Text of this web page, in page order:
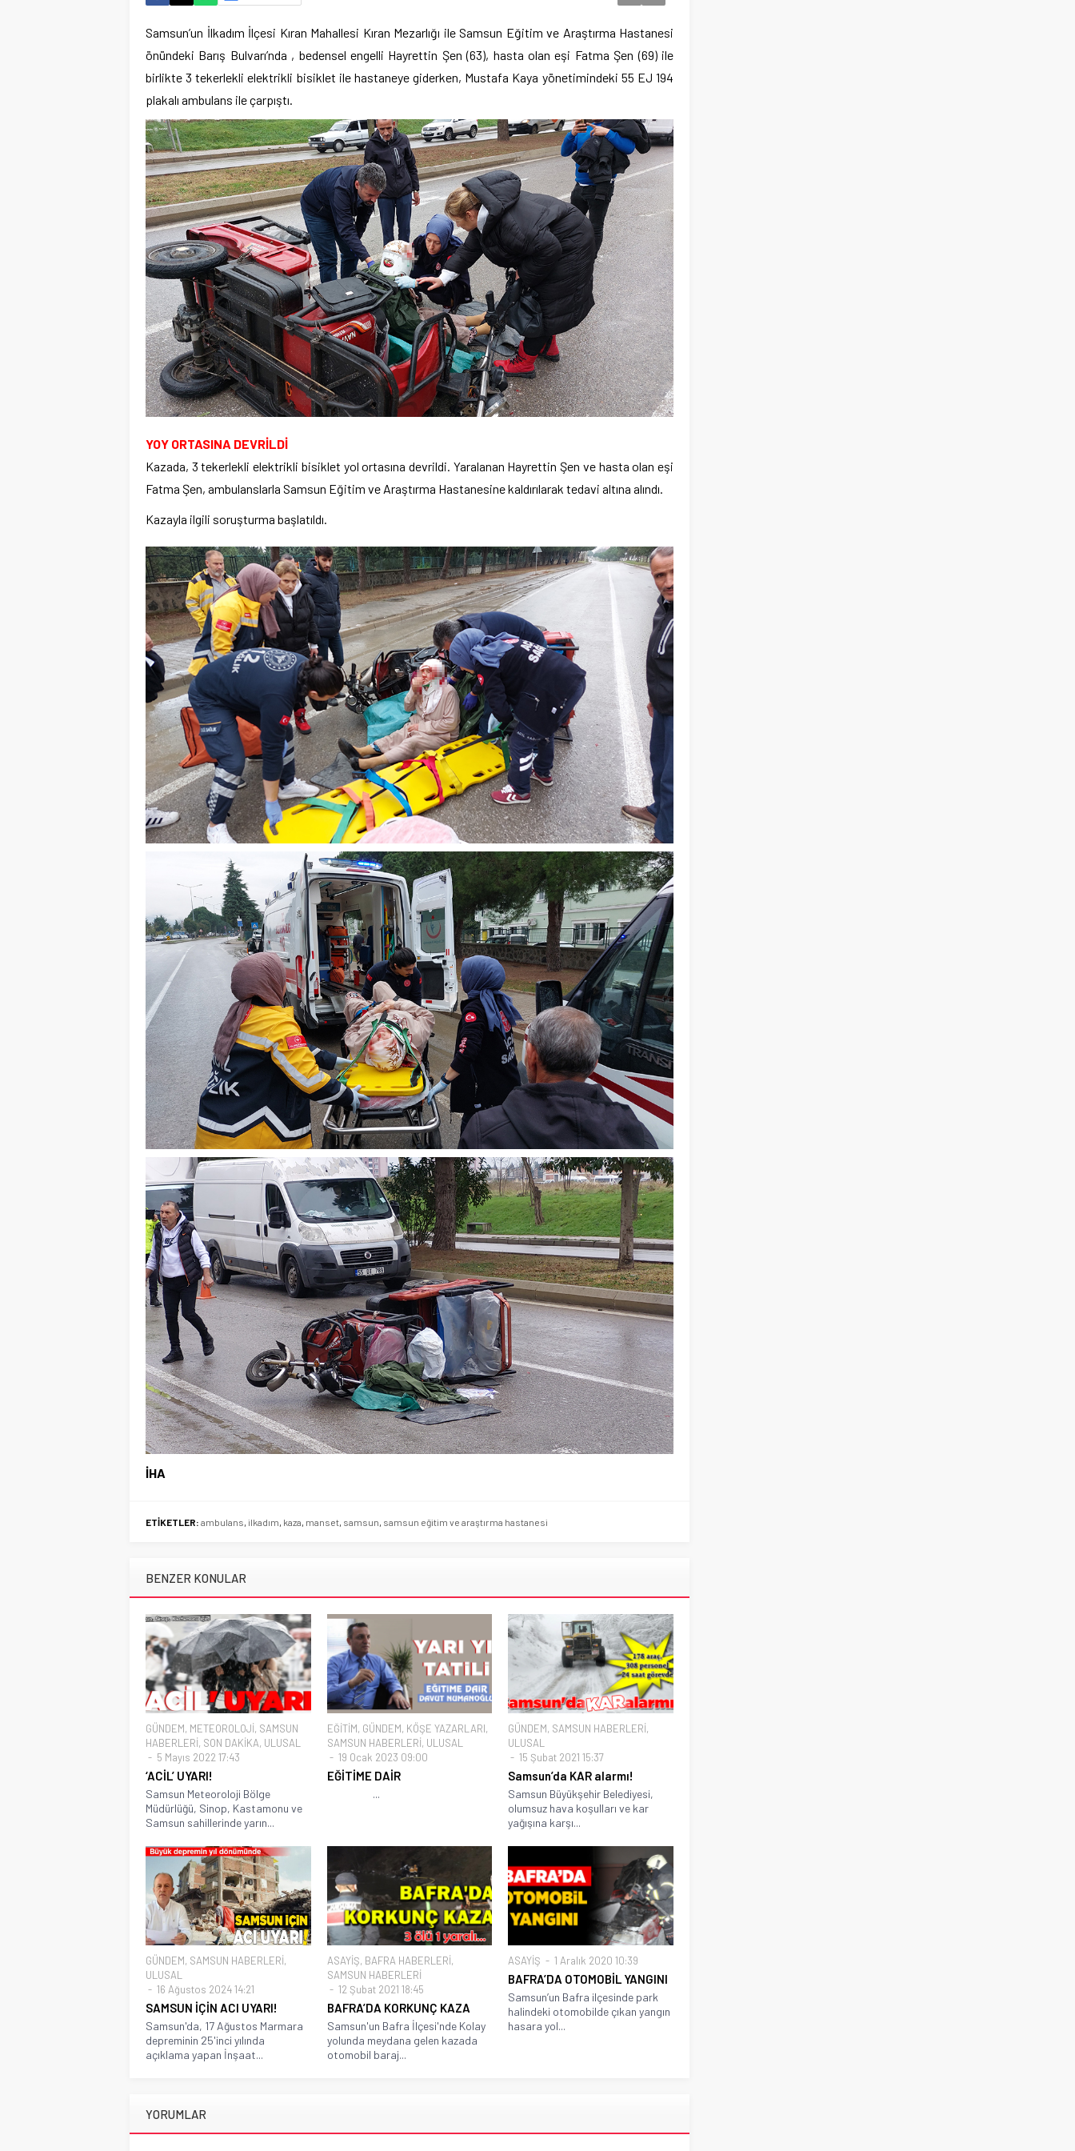
Samsun’un İlkadım İlçesi Kıran Mahallesi Kıran Mezarlığı ile Samsun Eğitim ve Araştırma Hastanesi
önündeki Barış Bulvarı’nda , bedensel engelli Hayrettin Şen (63), hasta olan eşi Fatma Şen (69) ile
birlikte 3 tekerlekli elektrikli bisiklet ile hastaneye giderken, Mustafa Kaya yönetimindeki 55 EJ 194
plakalı ambulans ile çarpıştı.
YOY ORTASINA DEVRİLDİ
Kazada, 3 tekerlekli elektrikli bisiklet yol ortasına devrildi. Yaralanan Hayrettin Şen ve hasta olan eşi
Fatma Şen, ambulanslarla Samsun Eğitim ve Araştırma Hastanesine kaldırılarak tedavi altına alındı.
Kazayla ilgili soruşturma başlatıldı.
İHA
ETİKETLER: ambulans, ilkadım, kaza, manset, samsun, samsun eğitim ve araştırma hastanesi
BENZER KONULAR
GÜNDEM, METEOROLOJİ, SAMSUN
HABERLERİ, SON DAKİKA, ULUSAL
5 Mayıs 2022 17:43
‘ACİL’ UYARI!
Samsun Meteoroloji Bölge
Müdürlüğü, Sinop, Kastamonu ve
Samsun sahillerinde yarın...
EĞİTİM, GÜNDEM, KÖŞE YAZARLARI,
SAMSUN HABERLERİ, ULUSAL
19 Ocak 2023 09:00
EĞİTİME DAİR
...
GÜNDEM, SAMSUN HABERLERİ,
ULUSAL
15 Şubat 2021 15:37
Samsun’da KAR alarmı!
Samsun Büyükşehir Belediyesi,
olumsuz hava koşulları ve kar
yağışına karşı...
GÜNDEM, SAMSUN HABERLERİ,
ULUSAL
16 Ağustos 2024 14:21
SAMSUN İÇİN ACI UYARI!
Samsun'da, 17 Ağustos Marmara
depreminin 25'inci yılında
açıklama yapan İnşaat...
ASAYİŞ, BAFRA HABERLERİ,
SAMSUN HABERLERİ
12 Şubat 2021 18:45
BAFRA’DA KORKUNÇ KAZA
Samsun'un Bafra İlçesi'nde Kolay
yolunda meydana gelen kazada
otomobil baraj...
ASAYİŞ 1 Aralık 2020 10:39
BAFRA’DA OTOMOBİL YANGINI
Samsun’un Bafra ilçesinde park
halindeki otomobilde çıkan yangın
hasara yol...
YORUMLAR